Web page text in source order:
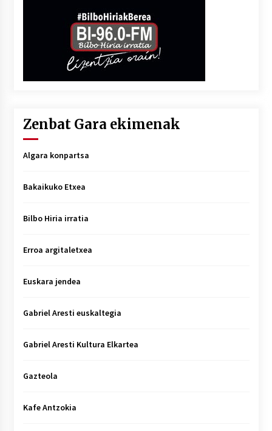
Zenbat Gara ekimenak
Algara konpartsa
Bakaikuko Etxea
Bilbo Hiria irratia
Erroa argitaletxea
Euskara jendea
Gabriel Aresti euskaltegia
Gabriel Aresti Kultura Elkartea
Gazteola
Kafe Antzokia